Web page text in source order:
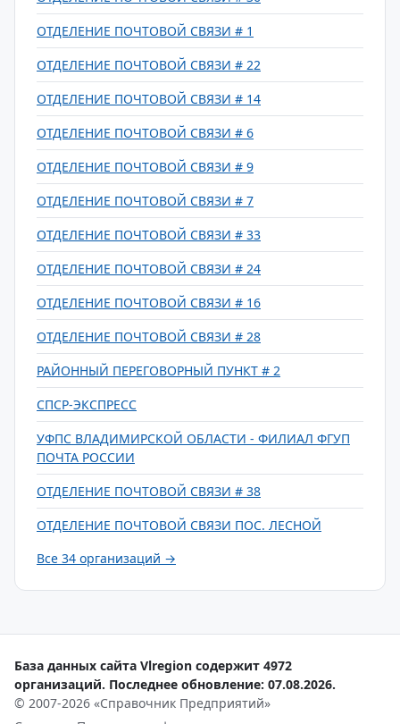
ОТДЕЛЕНИЕ ПОЧТОВОЙ СВЯЗИ # 1
ОТДЕЛЕНИЕ ПОЧТОВОЙ СВЯЗИ # 22
ОТДЕЛЕНИЕ ПОЧТОВОЙ СВЯЗИ # 14
ОТДЕЛЕНИЕ ПОЧТОВОЙ СВЯЗИ # 6
ОТДЕЛЕНИЕ ПОЧТОВОЙ СВЯЗИ # 9
ОТДЕЛЕНИЕ ПОЧТОВОЙ СВЯЗИ # 7
ОТДЕЛЕНИЕ ПОЧТОВОЙ СВЯЗИ # 33
ОТДЕЛЕНИЕ ПОЧТОВОЙ СВЯЗИ # 24
ОТДЕЛЕНИЕ ПОЧТОВОЙ СВЯЗИ # 16
ОТДЕЛЕНИЕ ПОЧТОВОЙ СВЯЗИ # 28
РАЙОННЫЙ ПЕРЕГОВОРНЫЙ ПУНКТ # 2
СПСР-ЭКСПРЕСС
УФПС ВЛАДИМИРСКОЙ ОБЛАСТИ - ФИЛИАЛ ФГУП
ПОЧТА РОССИИ
ОТДЕЛЕНИЕ ПОЧТОВОЙ СВЯЗИ # 38
ОТДЕЛЕНИЕ ПОЧТОВОЙ СВЯЗИ ПОС. ЛЕСНОЙ
Все 34 организаций →
База данных сайта Vlregion содержит 4972
организаций. Последнее обновление: 07.08.2026.
© 2007-2026 «Справочник Предприятий»